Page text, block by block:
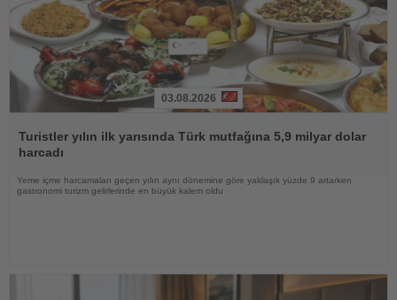
Oku
03.08.2026
Turistler yılın ilk yarısında Türk mutfağına 5,9 milyar dolar
harcadı
Yeme içme harcamaları geçen yılın aynı dönemine göre yaklaşık yüzde 9 artarken
gastronomi turizm gelirlerinde en büyük kalem oldu